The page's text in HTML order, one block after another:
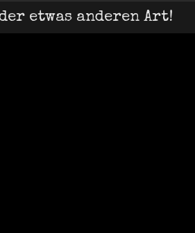
etwas anderen Art!